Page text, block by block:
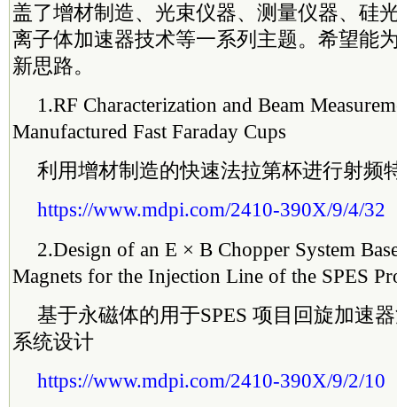
盖了增材制造、光束仪器、测量仪器、硅
离子体加速器技术等一系列主题。希望能
新思路。
1.RF Characterization and Beam
Manufactured Fast Faraday Cups
利用增材制造的快速法拉第杯进行射频
https://www.mdpi.com/2410-390X/9/4/32
2.Design of an E × B Chopper System
Magnets for the Injection Line of the SPES
基于永磁体的用于SPES 项目回旋加速
系统设计
https://www.mdpi.com/2410-390X/9/2/10